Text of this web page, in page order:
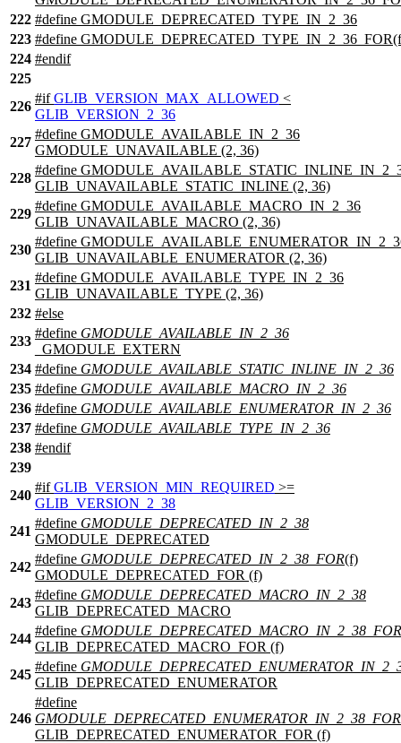
222 #define GMODULE_DEPRECATED_TYPE_IN_2_36
223 #define
224 #endif
225
226
#if GLIB_VERSION_MAX_ALLOWED <
GLIB_VERSION_2_36
227
#define GMODULE_AVAILABLE_IN_2_36
GMODULE_UNAVAILABLE (2, 36)
228
#define
GLIB_UNAVAILABLE_STATIC_INLINE (2, 36)
229
#define GMODULE_AVAILABLE_MACRO_IN_2_36
GLIB_UNAVAILABLE_MACRO (2, 36)
230
#define
GLIB_UNAVAILABLE_ENUMERATOR (2, 36)
231
#define GMODULE_AVAILABLE_TYPE_IN_2_36
GLIB_UNAVAILABLE_TYPE (2, 36)
232 #else
233
#define GMODULE_AVAILABLE_IN_2_36
_GMODULE_EXTERN
234 #define GMODULE_AVAILABLE_STATIC_INLINE_IN_2_36
235 #define GMODULE_AVAILABLE_MACRO_IN_2_36
236 #define GMODULE_AVAILABLE_ENUMERATOR_IN_2_36
237 #define GMODULE_AVAILABLE_TYPE_IN_2_36
238 #endif
239
240
#if GLIB_VERSION_MIN_REQUIRED >=
GLIB_VERSION_2_38
241
#define GMODULE_DEPRECATED_IN_2_38
GMODULE_DEPRECATED
242
#define GMODULE_DEPRECATED_IN_2_38_FOR(f)
GMODULE_DEPRECATED_FOR (f)
243
#define GMODULE_DEPRECATED_MACRO_IN_2_38
GLIB_DEPRECATED_MACRO
244
#define GMODULE_DEPRECATED_MACRO_IN_2_38_FOR
GLIB_DEPRECATED_MACRO_FOR (f)
245
#define
GLIB_DEPRECATED_ENUMERATOR
246
#define
GMODULE_DEPRECATED_ENUMERATOR_IN_2_38_FOR
GLIB_DEPRECATED_ENUMERATOR_FOR (f)